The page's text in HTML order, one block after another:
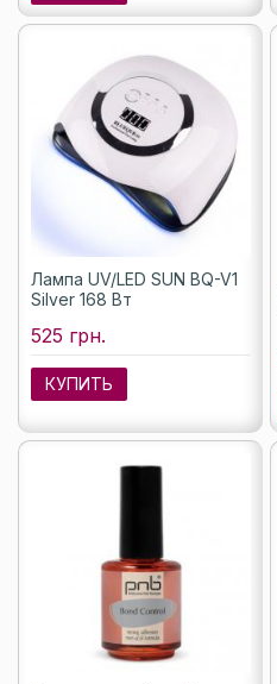
Лампа UV/LED SUN BQ-V1
Silver 168 Вт
525 грн.
КУПИТЬ